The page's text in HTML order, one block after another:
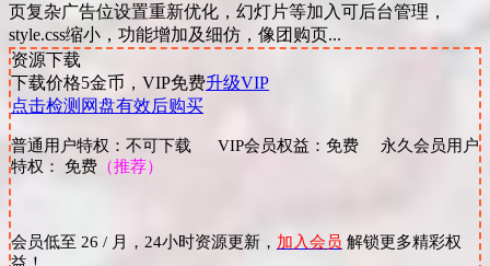
页复杂广告位设置重新优化，幻灯片等加入可后台管理，
style.css缩小，功能增加及细仿，像团购页...
资源下载
下载价格5金币，VIP免费升级VIP
点击检测网盘有效后购买
普通用户特权：不可下载 VIP会员权益：免费 永久会员用户
特权： 免费 （推荐）
会员低至 26 / 月，24小时资源更新， 加入会员 解锁更多精彩权